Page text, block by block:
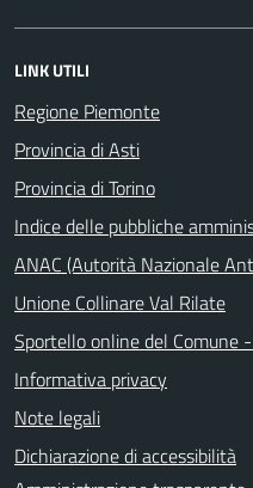
LINK UTILI
Regione Piemonte
Provincia di Asti
Provincia di Torino
Indice delle pubbliche
ANAC (Autorità Nazionale
Unione Collinare Val Rilate
Sportello online del Comune
Informativa privacy
Note legali
Dichiarazione di accessibilità